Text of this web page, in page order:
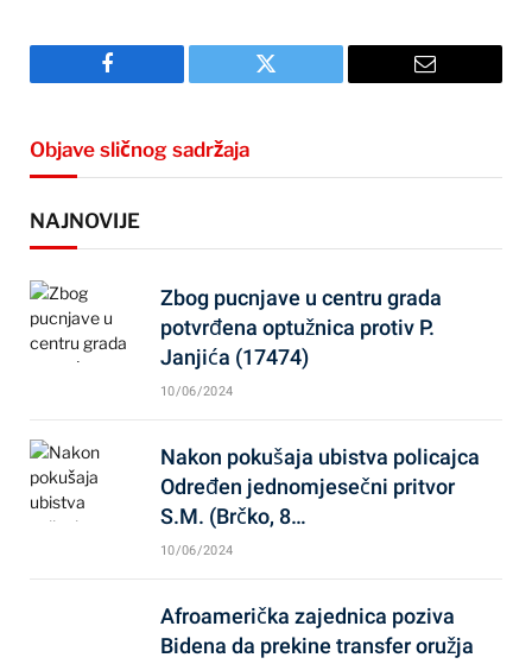
Facebook Twitter Email
Objave sličnog sadržaja
NAJNOVIJE
Zbog pucnjave u centru grada
potvrđena optužnica protiv P.
Janjića (17474)
10/06/2024
Nakon pokušaja ubistva policajca
Određen jednomjesečni pritvor
S.M. (Brčko, 8…
10/06/2024
Afroamerička zajednica poziva
Bidena da prekine transfer oružja